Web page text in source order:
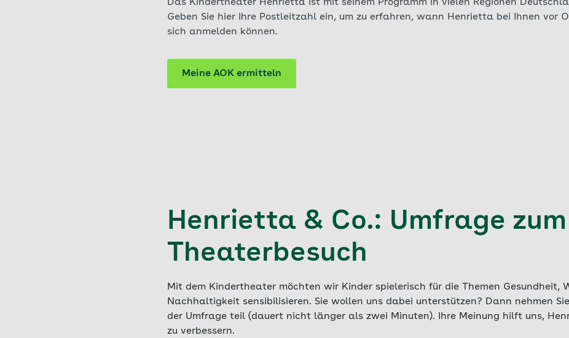
Das Kindertheater Henrietta ist mit seinem Programm in vielen Regionen
Geben Sie hier Ihre Postleitzahl ein, um zu erfahren, wann Henrietta bei Ihnen vor
sich anmelden können.
Meine AOK ermitteln
Henrietta & Co.: Umfrage zum
Theaterbesuch
Mit dem Kindertheater möchten wir Kinder spielerisch für die Themen Gesundheit,
Nachhaltigkeit sensibilisieren. Sie wollen uns dabei unterstützen? Dann nehmen
der Umfrage teil (dauert nicht länger als zwei Minuten). Ihre Meinung hilft uns,
zu verbessern.